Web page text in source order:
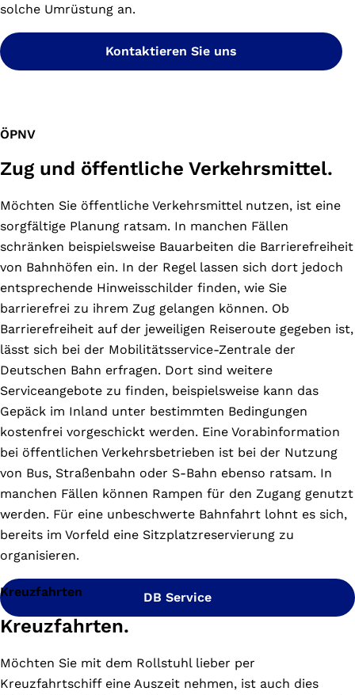
solche Umrüstung an.
Kontaktieren Sie uns
ÖPNV
Zug und öffentliche Verkehrsmittel.
Möchten Sie öffentliche Verkehrsmittel nutzen, ist eine
sorgfältige Planung ratsam. In manchen Fällen
schränken beispielsweise Bauarbeiten die Barrierefreiheit
von Bahnhöfen ein. In der Regel lassen sich dort jedoch
entsprechende Hinweisschilder finden, wie Sie
barrierefrei zu ihrem Zug gelangen können. Ob
Barrierefreiheit auf der jeweiligen Reiseroute gegeben ist,
lässt sich bei der Mobilitätsservice-Zentrale der
Deutschen Bahn erfragen. Dort sind weitere
Serviceangebote zu finden, beispielsweise kann das
Gepäck im Inland unter bestimmten Bedingungen
kostenfrei vorgeschickt werden. Eine Vorabinformation
bei öffentlichen Verkehrsbetrieben ist bei der Nutzung
von Bus, Straßenbahn oder S-Bahn ebenso ratsam. In
manchen Fällen können Rampen für den Zugang genutzt
werden. Für eine unbeschwerte Bahnfahrt lohnt es sich,
bereits im Vorfeld eine Sitzplatzreservierung zu
organisieren.
DB Service
Kreuzfahrten
Kreuzfahrten.
Möchten Sie mit dem Rollstuhl lieber per
Kreuzfahrtschiff eine Auszeit nehmen, ist auch dies